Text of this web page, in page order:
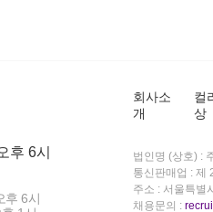
후 6시
후 6시
회사소
개
컬
상
법인명 (상호) :
통신판매업 : 제
주소 : 서울특별
채용문의 :